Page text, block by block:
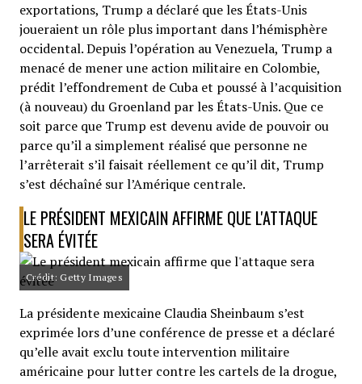
exportations, Trump a déclaré que les États-Unis
joueraient un rôle plus important dans l’hémisphère
occidental. Depuis l’opération au Venezuela, Trump a
menacé de mener une action militaire en Colombie,
prédit l’effondrement de Cuba et poussé à l’acquisition
(à nouveau) du Groenland par les États-Unis. Que ce
soit parce que Trump est devenu avide de pouvoir ou
parce qu’il a simplement réalisé que personne ne
l’arrêterait s’il faisait réellement ce qu’il dit, Trump
s’est déchaîné sur l’Amérique centrale.
LE PRÉSIDENT MEXICAIN AFFIRME QUE L'ATTAQUE
SERA ÉVITÉE
Crédit: Getty Images
La présidente mexicaine Claudia Sheinbaum s’est
exprimée lors d’une conférence de presse et a déclaré
qu’elle avait exclu toute intervention militaire
américaine pour lutter contre les cartels de la drogue,